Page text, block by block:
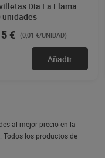
Dia La Llama
unidades
€ (0,01 €/UNIDAD)
Añadir
al mejor precio en la
Todos los productos de